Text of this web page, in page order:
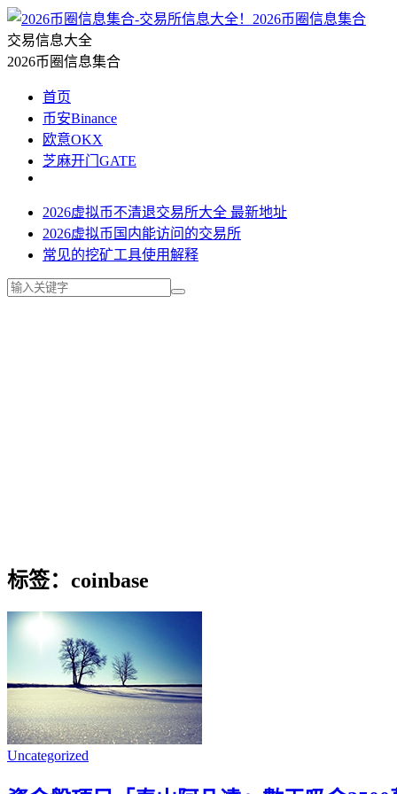
2026币圈信息集合
交易信息大全
2026币圈信息集合
首页
币安Binance
欧意OKX
芝麻开门GATE
2026虚拟币不清退交易所大全 最新地址
2026虚拟币国内能访问的交易所
常见的挖矿工具使用解释
标签：coinbase
Uncategorized